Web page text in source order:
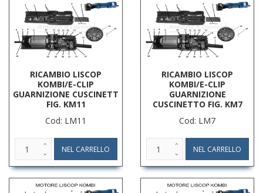
RICAMBIO LISCOP
KOMBI/E-CLIP
GUARNIZIONE CUSCINETT
FIG. KM11
Cod: LM11
RICAMBIO LISCOP
KOMBI/E-CLIP
GUARNIZIONE
CUSCINETTO FIG. KM7
Cod: LM7